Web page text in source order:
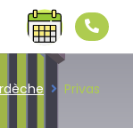
Privas